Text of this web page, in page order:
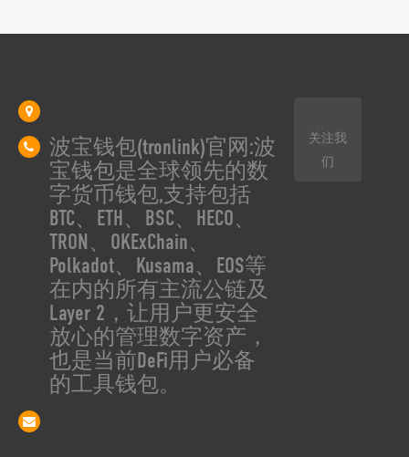
波宝钱包(tronlink)官网:波
宝钱包是全球领先的数
字货币钱包,支持包括
BTC、ETH、BSC、HECO、
TRON、OKExChain、
Polkadot、Kusama、EOS等
在内的所有主流公链及
Layer 2，让用户更安全
放心的管理数字资产，
也是当前DeFi用户必备
的工具钱包。
关注我
们